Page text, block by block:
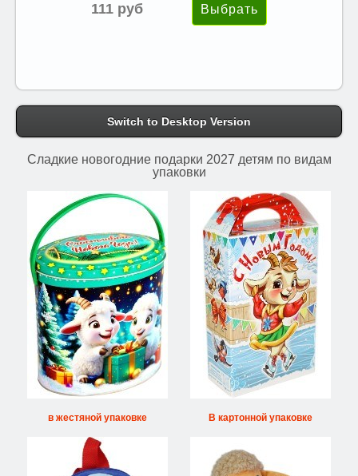
111 руб
Switch to Desktop Version
Сладкие новогодние подарки 2027 детям по видам
упаковки
в жестяной упаковке В картонной упаковке